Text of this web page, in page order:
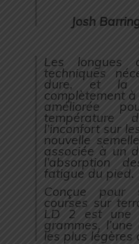
Josh
Les longues
techniques
dure, et la
complètement
améliorée
l’inconfort sur
nouvelle
associée à un
l’absorption
fatigue du pied.
Conçue pour
courses sur
LD 2 est une
grammes,
les plus légères